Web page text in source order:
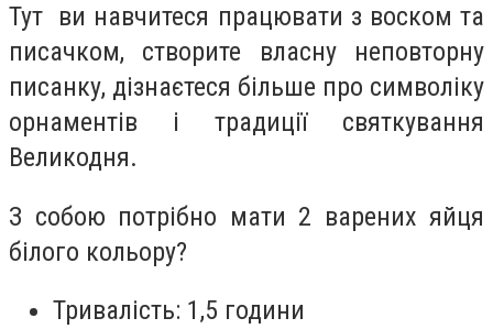
Тут ви навчитеся працювати з воском та
писачком, створите власну неповторну
писанку, дізнаєтеся більше про символіку
орнаментів і традиції святкування
Великодня.
З собою потрібно мати 2 варених яйця
білого кольору?
Тривалість: 1,5 години